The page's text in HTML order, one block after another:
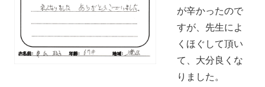
が辛かったので
すが、先生によ
くほぐして頂い
て、大分良くな
りました。